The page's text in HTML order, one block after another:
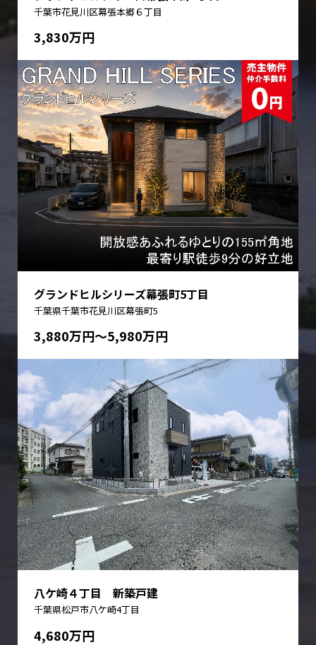
千葉市花見川区幕張本郷６丁目
3,830万円
グランドヒルシリーズ幕張町5丁目
千葉県千葉市花見川区幕張町5
3,880万円〜5,980万円
八ケ崎４丁目 新築戸建
千葉県松戸市八ケ崎4丁目
4,680万円